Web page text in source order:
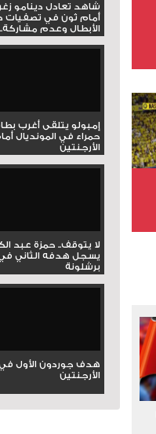
شاهد تعادل دينامو
أمام ثون في تصفيات
الأبطال وعدم
إمبولو يتلقى أغرب
حمراء في المونديال
الأرجنتين
لا يتوقف.. حمزة عبد
يسجل هدفه الثاني
برشلونة
هدف جوردون الأول
الأرجنتين